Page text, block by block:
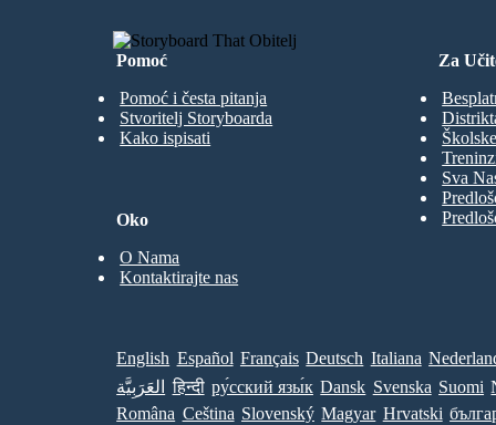
Pomoć
Pomoć i česta pitanja
Stvoritelj Storyboarda
Kako ispisati
Za
Sva
Oko
O Nama
Kontaktirajte nas
English Español Français Deutsch Italiana
العَرَبِيَّة
हिन्दी ру́сский язы́к Dansk Svenska Suomi
Româna Ceština Slovenský Magyar Hrvatski